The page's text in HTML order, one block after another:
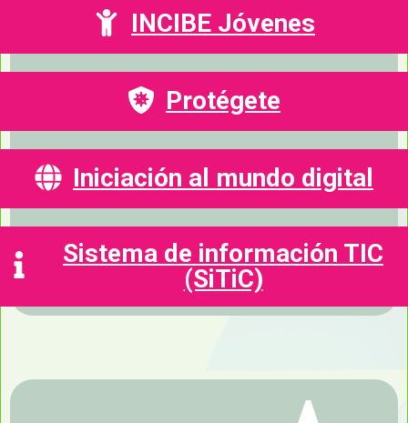
INCIBE Jóvenes
Protégete
Iniciación al mundo digital
Sistema de información TIC
(SiTiC)